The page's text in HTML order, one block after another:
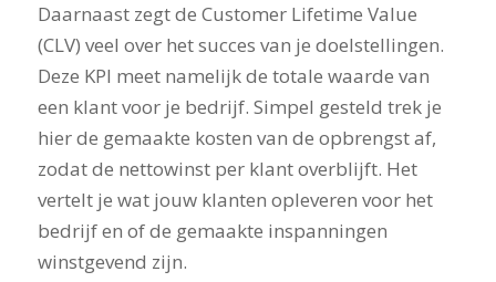
Daarnaast zegt de Customer Lifetime Value
(CLV) veel over het succes van je doelstellingen.
Deze KPI meet namelijk de totale waarde van
een klant voor je bedrijf. Simpel gesteld trek je
hier de gemaakte kosten van de opbrengst af,
zodat de nettowinst per klant overblijft. Het
vertelt je wat jouw klanten opleveren voor het
bedrijf en of de gemaakte inspanningen
winstgevend zijn.